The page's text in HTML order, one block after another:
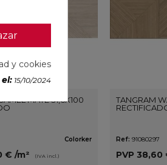
MATE 31,6X100
Colorker
€/m² (IVA incl.)
TANGRAM
Ref: 91080297
PVP
y cookies
15/10/2024